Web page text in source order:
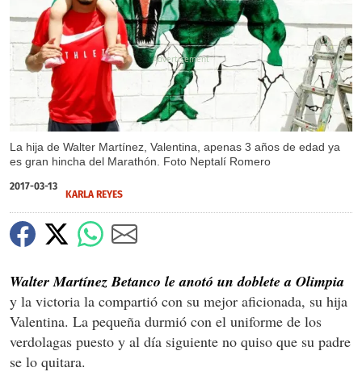
La hija de Walter Martínez, Valentina, apenas 3 años de edad ya
es gran hincha del Marathón. Foto Neptalí Romero
X
2017-03-13
KARLA REYES
Walter Martínez Betanco le anotó un doblete a Olimpia
y la victoria la compartió con su mejor aficionada, su hija
Valentina. La pequeña durmió con el uniforme de los
verdolagas puesto y al día siguiente no quiso que su padre
se lo quitara.